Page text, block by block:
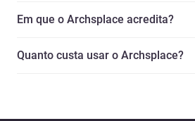
Em que o Archsplace acredita?
Quanto custa usar o Archsplace?